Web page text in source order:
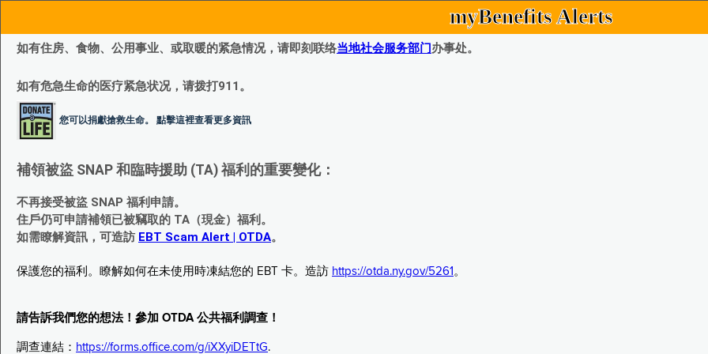
myBenefits Alerts
如有住房、食物、公用事业、或取暖的紧急情况，请即刻联络当地社会服务部门办事处。
如有危急生命的医疗紧急状况，请拨打911。
您可以捐獻搶救生命。 點擊這裡查看更多資訊
補領被盜 SNAP 和臨時援助 (TA) 福利的重要變化：
不再接受被盜 SNAP 福利申請。
住戶仍可申請補領已被竊取的 TA（現金）福利。
如需瞭解資訊，可造訪 EBT Scam Alert | OTDA。
保護您的福利。瞭解如何在未使用時凍結您的 EBT 卡。造訪 https://otda.ny.gov/5261 。
請告訴我們您的想法！參加 OTDA 公共福利調查！
調查連結： https://forms.office.com/g/iXXyiDETtG.